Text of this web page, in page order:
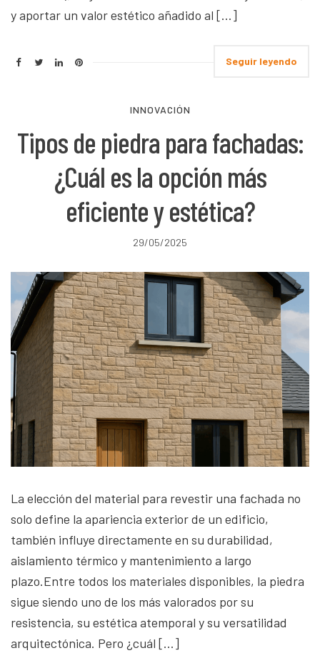
y aportar un valor estético añadido al […]
Seguir leyendo
INNOVACIÓN
Tipos de piedra para fachadas:
¿Cuál es la opción más
eficiente y estética?
29/05/2025
La elección del material para revestir una fachada no
solo define la apariencia exterior de un edificio,
también influye directamente en su durabilidad,
aislamiento térmico y mantenimiento a largo
plazo.Entre todos los materiales disponibles, la piedra
sigue siendo uno de los más valorados por su
resistencia, su estética atemporal y su versatilidad
arquitectónica. Pero ¿cuál […]